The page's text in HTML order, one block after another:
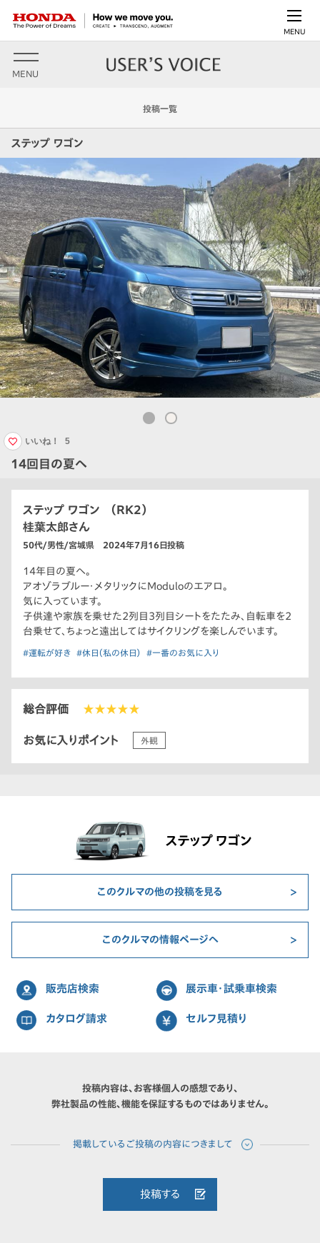
MENU
MENU
投稿一覧
ステップ ワゴン
14回目の夏へ
いいね！ 5
ステップ ワゴン （RK2）
桂葉太郎さん
50代/男性/宮城県 2024年7月16日投稿
14年目の夏へ。
アオゾラブルー・メタリックにModuloのエアロ。
気に入っています。
子供達や家族を乗せた2列目3列目シートをたたみ、自転車を2
台乗せて、ちょっと遠出してはサイクリングを楽しんでいます。
#運転が好き #休日（私の休日） #一番のお気に入り
総合評価 ★★★★★
お気に入りポイント 外観
ステップ ワゴン
このクルマの他の投稿を見る
このクルマの情報ページへ
販売店検索 展示車・試乗車検索
カタログ請求 セルフ見積り
投稿内容は、お客様個人の感想であり、
弊社製品の性能、機能を保証するものではありません。
投稿する